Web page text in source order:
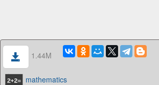
1.44M
mathematics